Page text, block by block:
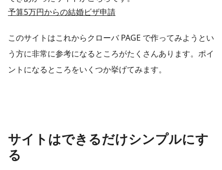
予算5万円からの結婚ビザ申請
このサイトはこれからクローバ PAGE で作ってみようとい
う方に非常に参考になるところがたくさんあります。ポイ
ントになるところをいくつか挙げてみます。
サイトはできるだけシンプルにす
る